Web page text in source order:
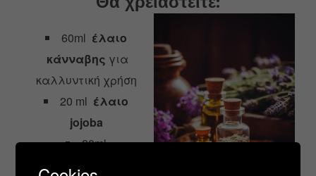
60ml έλαιο
κάνναβης για
καλλυντική χρήση
20 ml έλαιο
jojoba
20ml